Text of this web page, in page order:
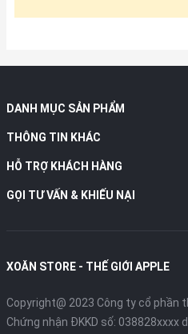
DANH MỤC SẢN PHẨM
THÔNG TIN KHÁC
HỖ TRỢ KHÁCH HÀNG
GỌI TƯ VẤN & KHIẾU NẠI
XOĂN STORE - THẾ GIỚI APPLE
Copyright@ 2023 Công ty cổ phần
Chứng nhận ĐKKD số: 038828xxxx